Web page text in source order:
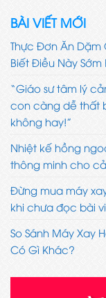
BÀI VIẾT MỚI
Thực Đơn Ăn Dặm
Biết Điều Này Sớm
“Giáo sư tâm lý
con càng dễ thất
không hay!”
Nhiệt kế hồng
thông minh cho
Đừng mua máy
khi chưa đọc bài
So Sánh Máy Xay
Có Gì Khác?